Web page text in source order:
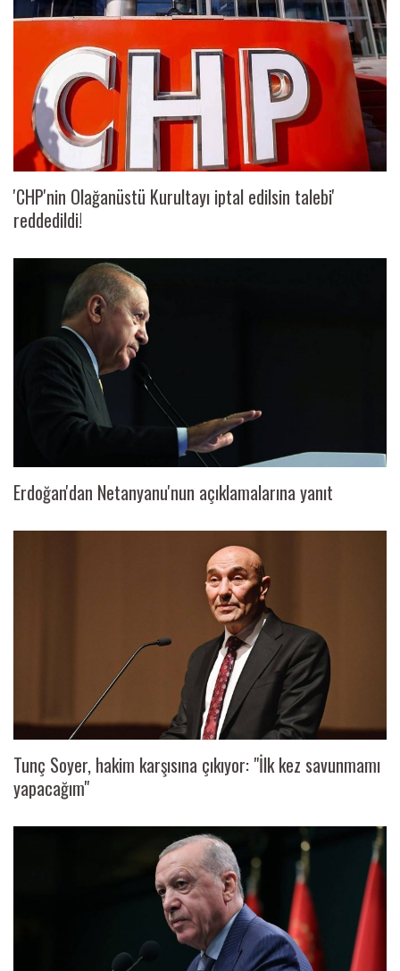
'CHP'nin Olağanüstü Kurultayı iptal edilsin talebi'
reddedildi!
Erdoğan'dan Netanyanu'nun açıklamalarına yanıt
Tunç Soyer, hakim karşısına çıkıyor: "İlk kez savunmamı
yapacağım"